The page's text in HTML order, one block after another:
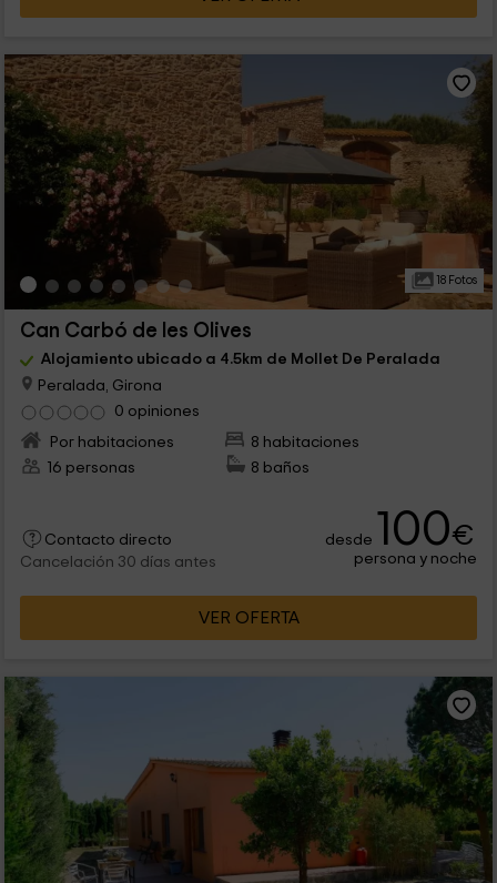
18 Fotos
Can Carbó de les Olives
Alojamiento ubicado a 4.5km de Mollet De Peralada
Peralada, Girona
0 opiniones
Por habitaciones
8 habitaciones
16 personas
8 baños
Contacto directo
Cancelación 30 días antes
desde 100€
persona y noche
VER OFERTA